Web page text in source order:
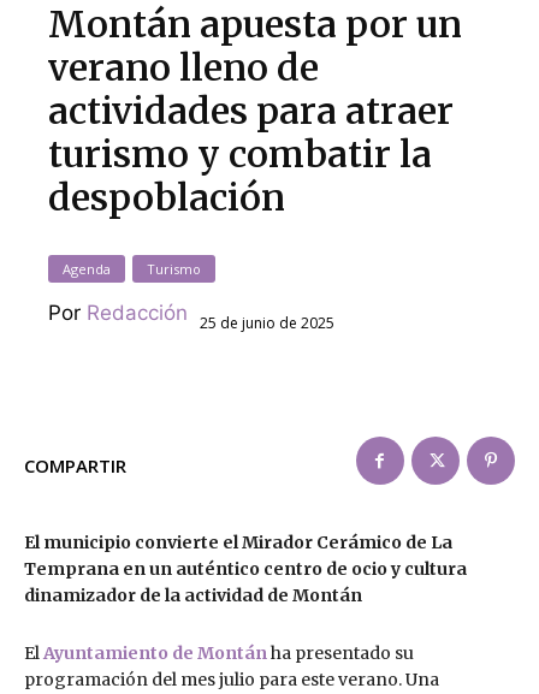
Montán apuesta por un
verano lleno de
actividades para atraer
turismo y combatir la
despoblación
Agenda Turismo
Por Redacción 25 de junio de 2025
COMPARTIR
El municipio convierte el Mirador Cerámico de La
Temprana en un auténtico centro de ocio y cultura
dinamizador de la actividad de Montán
ElAyuntamiento de Montánha presentado su
programación del mes julio para este verano. Una